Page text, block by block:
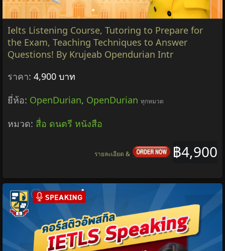
Ielts Listening Course, Tutoring to Prepare for
the Exam, Teaching Techniques to Answer
Questions! By Krujeab Opendurian Intr
ราคา: 4,900 บาท
ยี่ห้อ: OpenDurian, OpenDurian ทุกหมวด
หมวด: สื่อ ดนตรี หนังสือ
฿4,900
รายละเอียด &